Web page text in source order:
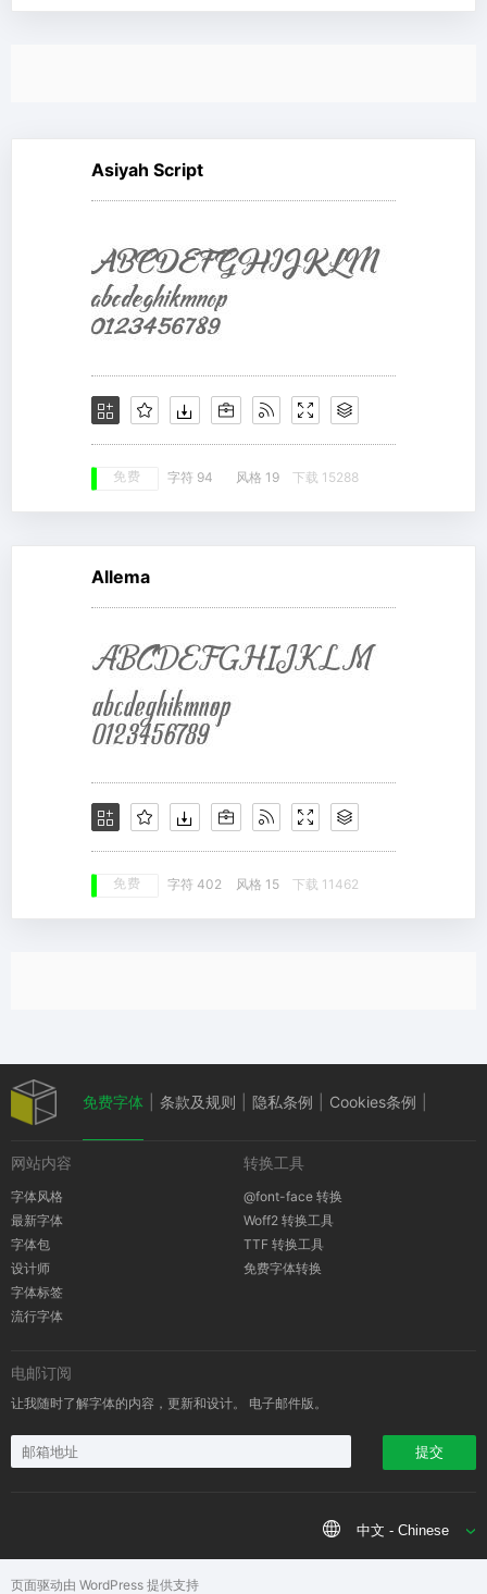
Asiyah Script
免费 字符 94 风格 19 下载 15288
Allema
免费 字符 402 风格 15 下载 11462
免费字体 条款及规则 隐私条例 Cookies条例
网站内容
字体风格
最新字体
字体包
设计师
字体标签
流行字体
转换工具
@font-face 转换
Woff2 转换工具
TTF 转换工具
免费字体转换
电邮订阅
让我随时了解字体的内容，更新和设计。 电子邮件版。
提交
中文 - Chinese
页面驱动由 WordPress 提供支持